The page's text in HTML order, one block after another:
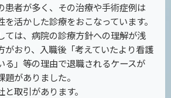
患者が多く、その治療や手術症例は
活かした診療をおこなっています。
ては、病院の診療方針への理解が浅
がおり、入職後「考えていたより看護
る」等の理由で退職されるケースが
がありました。
取引があります。